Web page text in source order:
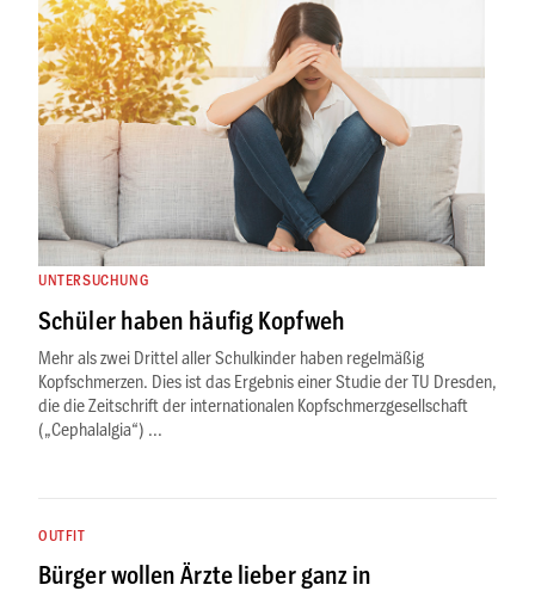
UNTERSUCHUNG
Schüler haben häufig Kopfweh
Mehr als zwei Drittel aller Schulkinder haben regelmäßig
Kopfschmerzen. Dies ist das Ergebnis einer Studie der TU Dresden,
die die Zeitschrift der internationalen Kopfschmerzgesellschaft
(„Cephalalgia“) ...
OUTFIT
Bürger wollen Ärzte lieber ganz in